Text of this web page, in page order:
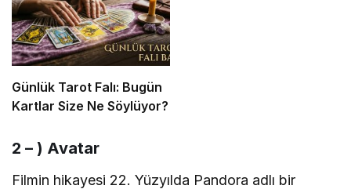
Günlük Tarot Falı: Bugün
Kartlar Size Ne Söylüyor?
2 – ) Avatar
Filmin hikayesi 22. Yüzyılda Pandora adlı bir